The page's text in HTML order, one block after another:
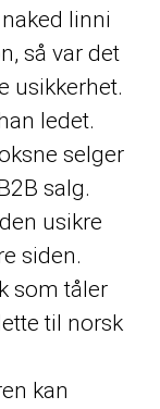
linni
så var det
usikkerhet.
ledet.
selger
salg.
usikre
siden.
som tåler
til norsk
kan